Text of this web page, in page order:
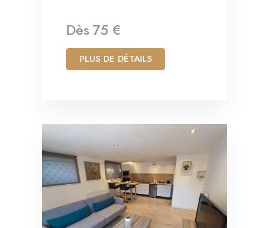
Dès 75 €
PLUS DE DÉTAILS